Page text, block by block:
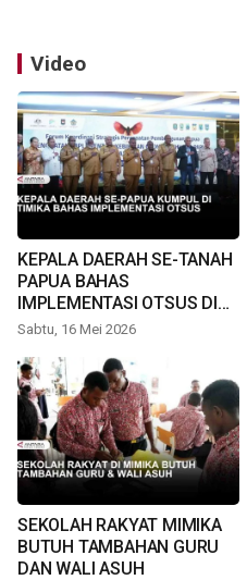
Video
KEPALA DAERAH SE-TANAH
PAPUA BAHAS
IMPLEMENTASI OTSUS DI
TIMIKA
Sabtu, 16 Mei 2026
SEKOLAH RAKYAT MIMIKA
BUTUH TAMBAHAN GURU
DAN WALI ASUH